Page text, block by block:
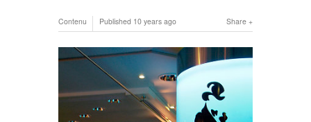
Share
Contenu Published 10 years ago